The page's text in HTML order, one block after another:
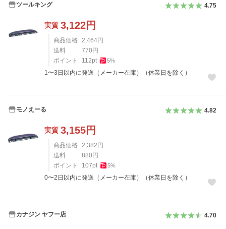
ツールキング 4.75
実質 3,122円
商品価格 2,464円
送料
770 円
ポイント
112pt 5%
1〜3日以内に発送（メーカー在庫）（休業日を除く）
モノえーる 4.82
実質 3,155円
商品価格 2,382 円
送料
880 円
ポイント
107pt 5%
0〜2日以内に発送（メーカー在庫）（休業日を除く）
カナジン ヤフー店 4.70